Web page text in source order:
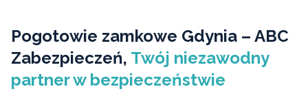
Pogotowie zamkowe Gdynia – ABC
Zabezpieczeń, Twój niezawodny
partner w bezpieczeństwie